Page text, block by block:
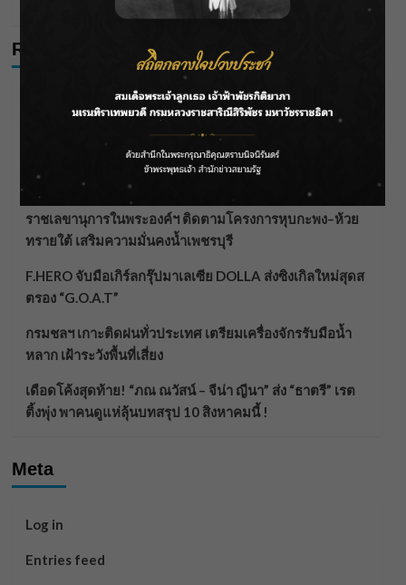
Recent Posts
กรมชลฯ รับฟังประชาชน ติดตามแก้ปัญหาโครงการประตู
‘แมน การิน’ แชร์ความเชื่อชวนคิด! “อยากกินอะไรหลังจาก
ลาโลกนี้ ให้ใส่บาตรสิ่งนั้นไว้ตอนยังมีชีวิต”
ราชเลขานุการในพระองค์ฯ ติดตามโครงการหุบกะพง–ห้วย
ทรายใต้ เสริมความมั่นคงน้ำเพชรบุรี
F.HERO จับมือเกิร์ลกรุ๊ปมาเลเซีย DOLLA ส่งซิงเกิลใหม่สุดส
ตรอง “G.O.A.T”
กรมชลฯ เกาะติดฝนทั่วประเทศ เตรียมเครื่องจักรรับมือน้ำ
หลาก เฝ้าระวังพื้นที่เสี่ยง
เดือดโค้งสุดท้าย! “ภณ ณวัสน์ – จีน่า ญีนา” ส่ง “ธาตรี” เรต
ติ้งพุ่ง พาคนดูแห่ลุ้นบทสรุป 10 สิงหาคมนี้ !
Meta
Log in
Entries feed